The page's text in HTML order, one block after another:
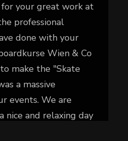
your great work at
professional
done with your
Wien & Co
make the "Skate
a massive
events. We are
nice and relaxing day